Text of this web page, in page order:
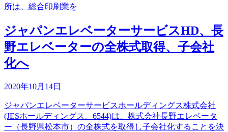
所は、総合印刷業を
ジャパンエレベーターサービスHD、長
野エレベーターの全株式取得、子会社
化へ
2020年10月14日
ジャパンエレベーターサービスホールディングス株式会社
(JESホールディングス、6544)は、株式会社長野エレベータ
ー（長野県松本市）の全株式を取得し子会社化することを決